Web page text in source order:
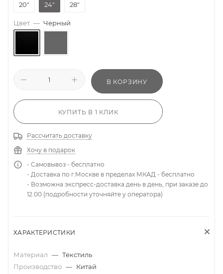
20"
24" 28"
Цвет — Черный
В КОРЗИНУ
КУПИТЬ В 1 КЛИК
Рассчитать доставку
Хочу в подарок
- Самовывоз - бесплатно
- Доставка по г.Москве в пределах МКАД - бесплатно
- Возможна экспресс-доставка день в день, при заказе до
12.00 (подробности уточняйте у оператора)
ХАРАКТЕРИСТИКИ
Материал — Текстиль
Производство — Китай